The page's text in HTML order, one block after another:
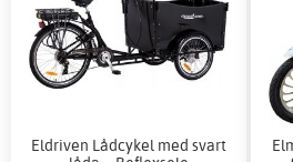
Eldriven Lådcykel med svart